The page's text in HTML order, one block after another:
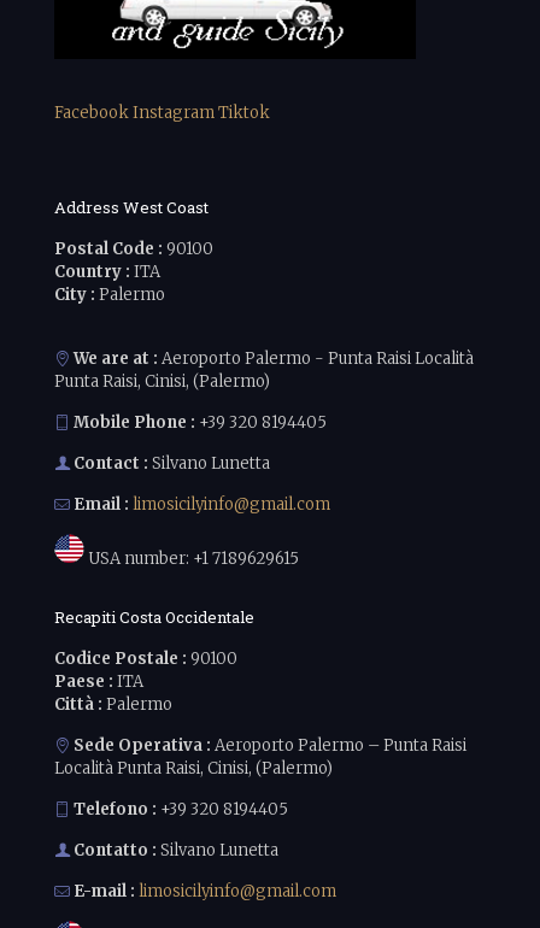
FacebookInstagramTiktok
Address West Coast
Postal Code : 90100
Country : ITA
City : Palermo
We are at : Aeroporto Palermo - Punta Raisi Località
Punta Raisi, Cinisi, (Palermo)
Mobile Phone : +39 320 8194405
Contact : Silvano Lunetta
Email : limosicilyinfo@gmail.com
USA number: +1 7189629615
Recapiti Costa Occidentale
Codice Postale : 90100
Paese : ITA
Città : Palermo
Sede Operativa : Aeroporto Palermo – Punta Raisi
Località Punta Raisi, Cinisi, (Palermo)
Telefono : +39 320 8194405
Contatto : Silvano Lunetta
E-mail : limosicilyinfo@gmail.com